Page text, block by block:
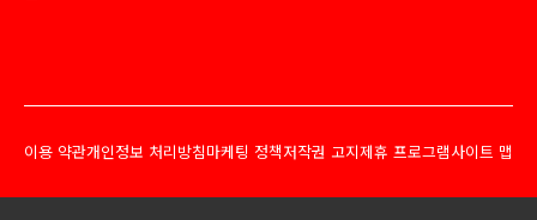
이용 약관개인정보 처리방침마케팅 정책저작권 고지제휴 프로그램사이트 맵